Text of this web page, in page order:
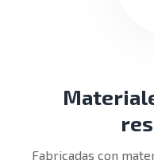
Fabricadas con